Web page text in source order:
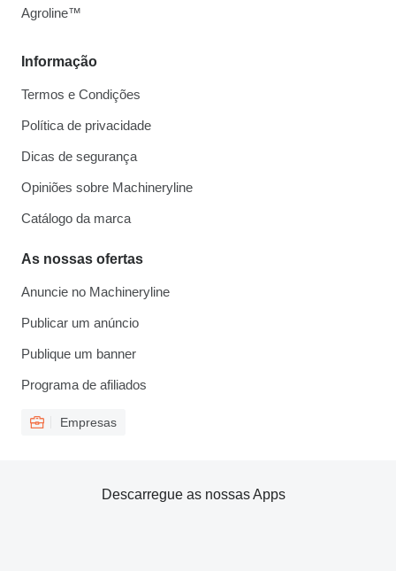
Informação
Termos e Condições
Política de privacidade
Dicas de segurança
Opiniões sobre Machineryline
Catálogo da marca
As nossas ofertas
Anuncie no Machineryline
Publicar um anúncio
Publique um banner
Programa de afiliados
Empresas
Agroline™
Descarregue as nossas Apps